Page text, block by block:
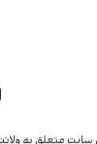
سایت متعلق به